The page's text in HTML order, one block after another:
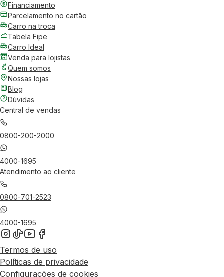
Financiamento
Parcelamento no cartão
Carro na troca
Tabela Fipe
Carro Ideal
Venda para lojistas
Quem somos
Nossas lojas
Blog
Dúvidas
Central de vendas
0800-200-2000
4000-1695
Atendimento ao cliente
0800-701-2523
4000-1695
Termos de uso
Políticas de privacidade
Configurações de cookies